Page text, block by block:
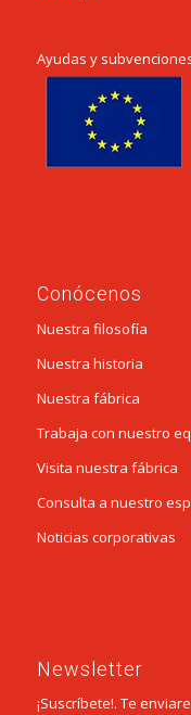
Ayudas y
Conócenos
Nuestra filosofía
Nuestra historia
Nuestra fábrica
Trabaja con nuestro
Visita nuestra fábrica
Consulta a nuestro
Noticias corporativas
Newsletter
¡Suscríbete!. Te